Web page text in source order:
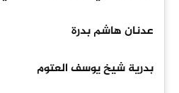
عدنان هاشم بدرة
بدرية شيخ يوسف العتوم